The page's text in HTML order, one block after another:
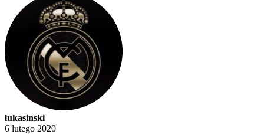
lukasinski
6 lutego 2020